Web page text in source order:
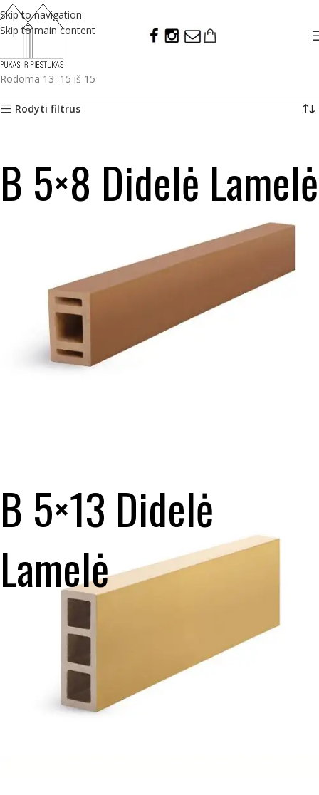
Skip to navigation
Skip to main content
Rodoma 13–15 iš 15
Rodyti filtrus
B 5×8 Didelė Lamelė
B 5×13 Didelė
Lamelė